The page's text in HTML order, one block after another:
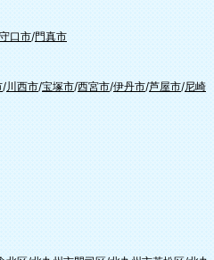
守口市/門真市
/川西市/宝塚市/西宮市/伊丹市/芦屋市/尼崎